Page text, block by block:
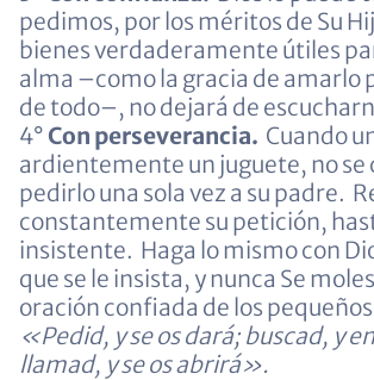
pedimos, por los méritos de Su
bienes verdaderamente útiles
alma –como la gracia de amarlo
de todo–, no dejará de
4° Con perseverancia. Cuando
ardientemente un juguete, no se
pedirlo una sola vez a su padre.
constantemente su petición,
insistente. Haga lo mismo con
que se le insista, y nunca Se
oración confiada de los
«Pedid, y se os dará; buscad, y
llamad, y se os abrirá».